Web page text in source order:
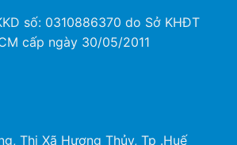
số: 0310886370 do Sở KHĐT
cấp ngày 30/05/2011
Thị Xã Hương Thủy, Tp .Huế